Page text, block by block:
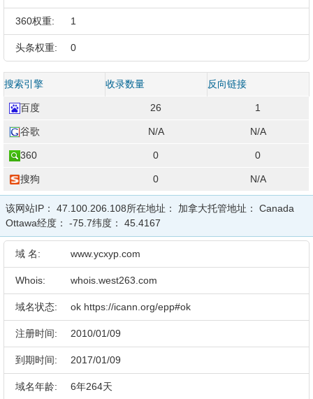
360权重: 1
头条权重: 0
搜索引擎 收录数量 反向链接
百度 26 1
谷歌 N/A N/A
360 0 0
搜狗 0 N/A
该网站IP： 47.100.206.108所在地址： 加拿大托管地址： Canada
Ottawa经度： -75.7纬度： 45.4167
域 名: www.ycxyp.com
Whois: whois.west263.com
域名状态: ok https://icann.org/epp#ok
注册时间: 2010/01/09
到期时间: 2017/01/09
域名年龄: 6年264天